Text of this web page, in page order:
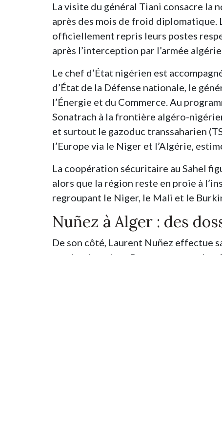
La visite du général Tiani consacre la
après des mois de froid diplomatique.
officiellement repris leurs postes
après l’interception par l’armée
Le chef d’État nigérien est
d’État de la Défense nationale, le
l’Énergie et du Commerce. Au
Sonatrach à la frontière algéro-
et surtout le gazoduc transsaharien
l’Europe via le Niger et l’Algérie,
La coopération sécuritaire au Sahel
alors que la région reste en proie à
regroupant le Niger, le Mali et le
Nuñez à Alger : des
De son côté, Laurent Nuñez effectue
nomination place Beauvau en